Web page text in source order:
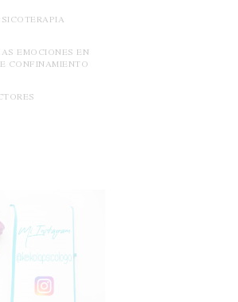
EMOCIONES EN
CONFINAMIENTO